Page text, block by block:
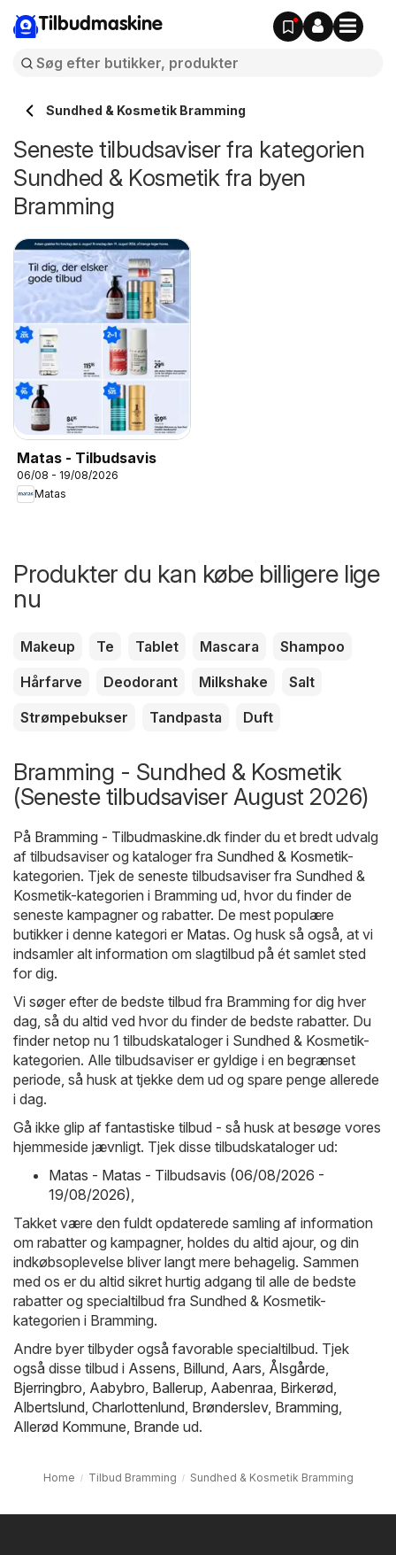
Tilbudmaskine
Sundhed & Kosmetik Bramming
Seneste tilbudsaviser fra kategorien
Sundhed & Kosmetik fra byen
Bramming
Matas - Tilbudsavis
06/08 - 19/08/2026
Matas
Produkter du kan købe billigere lige
nu
Makeup Te Tablet Mascara
Shampoo
Hårfarve
Deodorant Milkshake
Salt
Strømpebukser
Tandpasta Duft
Bramming - Sundhed & Kosmetik
(Seneste tilbudsaviser August 2026)
På Bramming - Tilbudmaskine.dk finder du et bredt udvalg
af tilbudsaviser og kataloger fra Sundhed & Kosmetik-
kategorien. Tjek de seneste tilbudsaviser fra Sundhed &
Kosmetik-kategorien i Bramming ud, hvor du finder de
seneste kampagner og rabatter. De mest populære
butikker i denne kategori er Matas. Og husk så også, at vi
indsamler alt information om slagtilbud på ét samlet sted
for dig.
Vi søger efter de bedste tilbud fra Bramming for dig hver
dag, så du altid ved hvor du finder de bedste rabatter. Du
finder netop nu 1 tilbudskataloger i Sundhed & Kosmetik-
kategorien. Alle tilbudsaviser er gyldige i en begrænset
periode, så husk at tjekke dem ud og spare penge allerede
i dag.
Gå ikke glip af fantastiske tilbud - så husk at besøge vores
hjemmeside jævnligt. Tjek disse tilbudskataloger ud:
Matas - Matas - Tilbudsavis (06/08/2026 -
19/08/2026)
Takket være den fuldt opdaterede samling af information
om rabatter og kampagner, holdes du altid ajour, og din
indkøbsoplevelse bliver langt mere behagelig. Sammen
med os er du altid sikret hurtig adgang til alle de bedste
rabatter og specialtilbud fra Sundhed & Kosmetik-
kategorien i Bramming.
Andre byer tilbyder også favorable specialtilbud. Tjek
også disse tilbud i Assens Billund Aars Ålsgårde
Bjerringbro Aabybro Ballerup Aabenraa Birkerød
Albertslund Charlottenlund Brønderslev, Bramming
Allerød Kommune Brande ud.
Home Tilbud Bramming Sundhed & Kosmetik Bramming